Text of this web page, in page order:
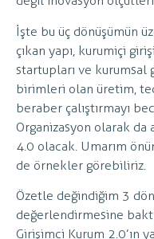
İşte bu üç dönüşümün
çıkan yapı, kurumiçi
startupları ve kurumsal
birimleri olan üretim,
beraber çalıştırmayı
Organizasyon olarak da
4.0 olacak. Umarım
de örnekler görebiliriz.
Özetle değindiğim 3
değerlendirmesine
Girişimci Kurum 2.0’ın